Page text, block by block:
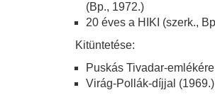
(Bp., 1972.)
20 éves a HIKI (szerk.,
Kitüntetése:
Puskás Tivadar-
Virág-Pollák-díjjal (1969.)